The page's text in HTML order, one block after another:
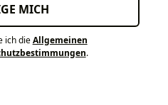
MICH
ich dieAllgemeinen
.